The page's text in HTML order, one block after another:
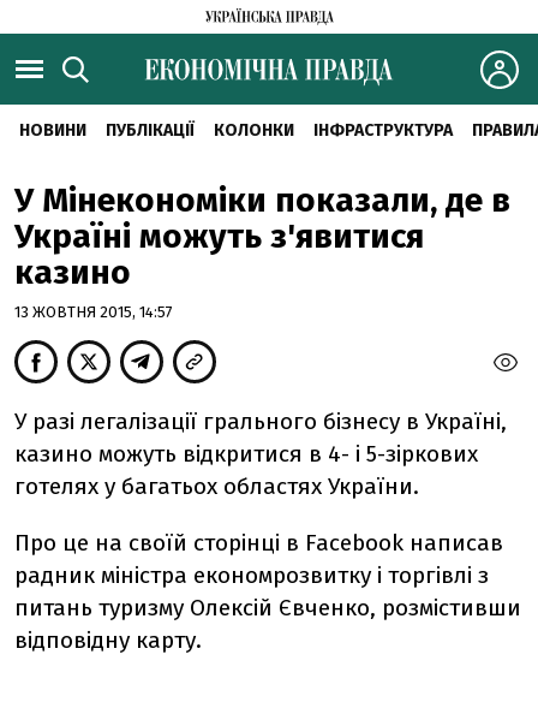
НОВИНИ ПУБЛІКАЦІЇ КОЛОНКИ ІНФРАСТРУКТУРА
У Мінекономіки показали, де в
Україні можуть з'явитися
казино
13 ЖОВТНЯ 2015, 14:57
У разі легалізації грального бізнесу в Україні,
казино можуть відкритися в 4- і 5-зіркових
готелях у багатьох областях України.
Про це на своїй сторінці в Facebook написав
радник міністра економрозвитку і торгівлі з
питань туризму Олексій Євченко, розмістивши
відповідну карту.